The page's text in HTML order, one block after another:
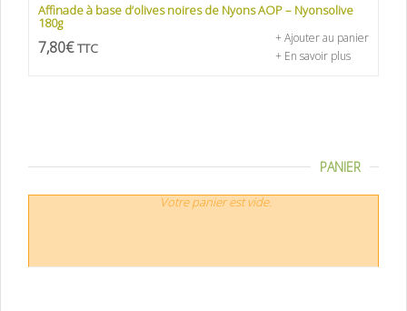
Affinade à base d’olives noires de Nyons AOP – Nyonsolive
180g
7,80€ TTC
+ Ajouter au panier
+ En savoir plus
PANIER
Votre panier est vide.